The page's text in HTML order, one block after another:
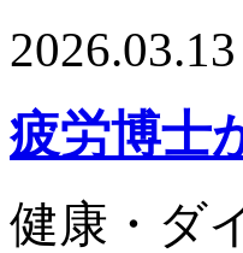
2026.03.13
疲労博士
健康・ダ